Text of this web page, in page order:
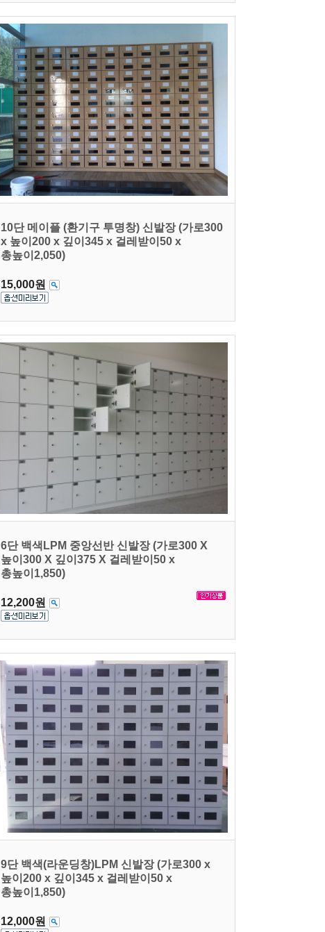
10단 메이플 (환기구 투명창) 신발장 (가로300
x 높이200 x 깊이345 x 걸레받이50 x
총높이2,050)
15,000원
6단 백색LPM 중앙선반 신발장 (가로300 X
높이300 X 깊이375 X 걸레받이50 x
총높이1,850)
12,200원
9단 백색(라운딩창)LPM 신발장 (가로300 x
높이200 x 깊이345 x 걸레받이50 x
총높이1,850)
12,000원